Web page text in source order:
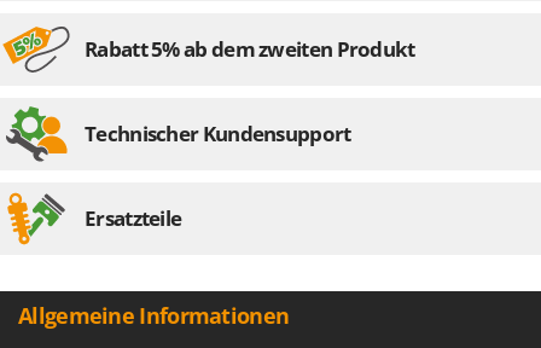
Rabatt 5% ab dem zweiten Produkt
Technischer Kundensupport
Ersatzteile
Allgemeine Informationen